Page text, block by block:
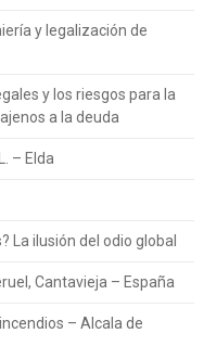
y legalización de
y los riesgos para la
a la deuda
– Elda
La ilusión del odio global
Cantavieja – España
– Alcala de